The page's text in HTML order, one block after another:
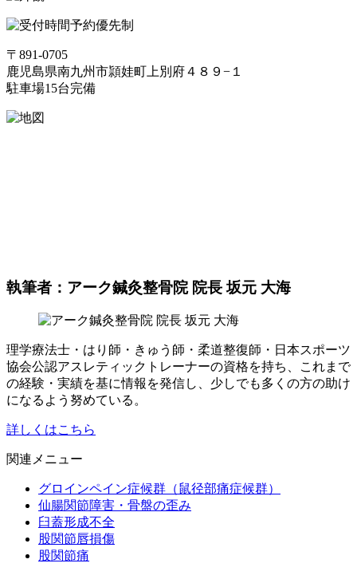
予約優先制
〒891-0705
鹿児島県南九州市頴娃町上別府４８９−１
駐車場15台完備
執筆者：アーク鍼灸整骨院 院長 坂元 大海
理学療法士・はり師・きゅう師・柔道整復師・日本スポーツ
協会公認アスレティックトレーナーの資格を持ち、これまで
の経験・実績を基に情報を発信し、少しでも多くの方の助け
になるよう努めている。
詳しくはこちら
関連メニュー
グロインペイン症候群（鼠径部痛症候群）
仙腸関節障害・骨盤の歪み
臼蓋形成不全
股関節唇損傷
股関節痛